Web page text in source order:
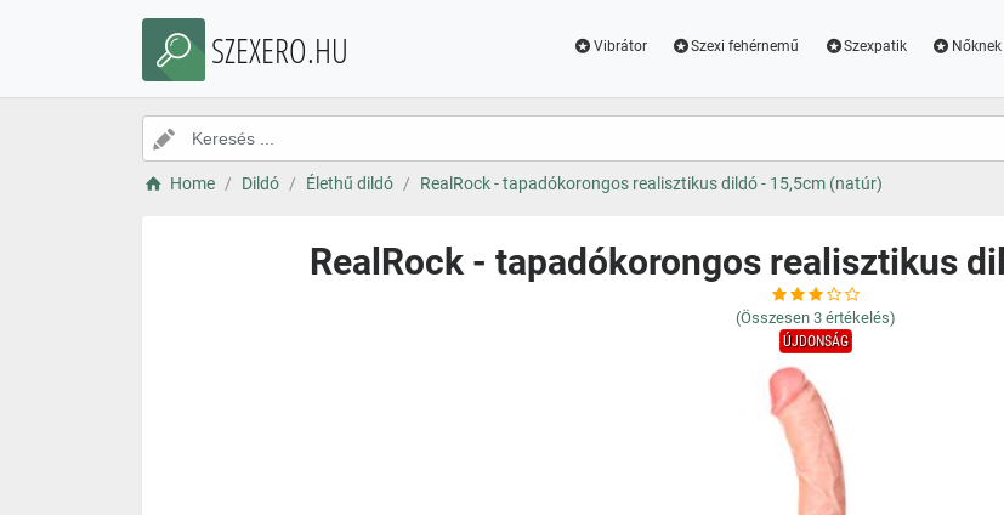
SZEXERO.HU Vibrátor Szexi fehérnemű Szexpatik Nőknek
Home Dildó Élethű dildó RealRock - tapadókorongos realisztikus dildó - 15,5cm (natúr)
RealRock - tapadókorongos realisztikus
(Összesen 3 értékelés)
ÚJDONSÁG